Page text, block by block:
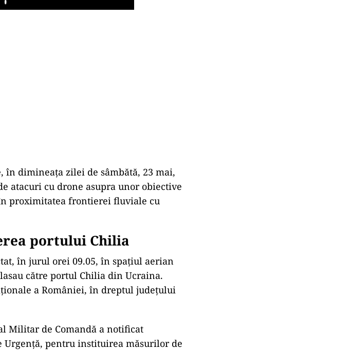
Play
dimineața zilei de sâmbătă, 23 mai,
atacuri cu drone asupra unor obiective
proximitatea frontierei fluviale cu
portului Chilia
în jurul orei 09.05, în spațiul aerian
către portul Chilia din Ucraina.
a României, în dreptul județului
Militar de Comandă a notificat
pentru instituirea măsurilor de